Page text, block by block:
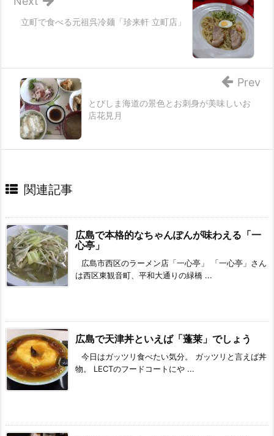
立町で食べる元祖呉冷麺「珍来軒 立町店」
とびしま海道の景色とお刺身が美味しいお
店花見月
Prev
関連記事
広島で本格的なちゃんぽんが味わえる「一
心亭」
広島市西区のラーメン店「一心亭」 「一心亭」さん
は西区東観音町、平和大通りの緑橋 ...
広島で天津丼といえば「蓬莱」でしょう
今日はガッツリ食べたい気分。 ガッツリと言えば丼
物。 LECTのフードコートにや ...